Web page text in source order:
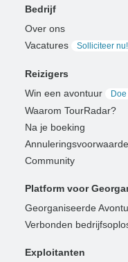
Bedrijf
Over ons
Vacatures
Solliciteer nu!
Reizigers
Win een avontuur
Waarom TourRadar?
Na je boeking
Community
Platform voor
Georganiseerde
Verbonden
Exploitanten